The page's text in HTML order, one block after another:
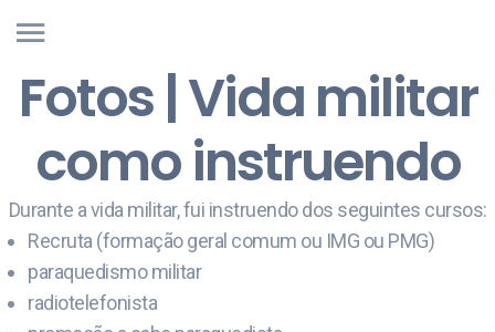
Fotos | Vida militar
como instruendo
Durante a vida militar, fui instruendo dos seguintes cursos:
Recruta (formação geral comum ou IMG ou PMG)
paraquedismo militar
radiotelefonista